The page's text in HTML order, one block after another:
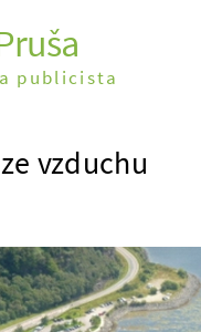
vzduchu
publicista
Foto
Expedice
Moje knížky